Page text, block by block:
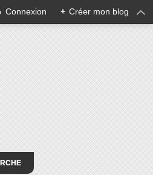
Connexion + Créer mon blog